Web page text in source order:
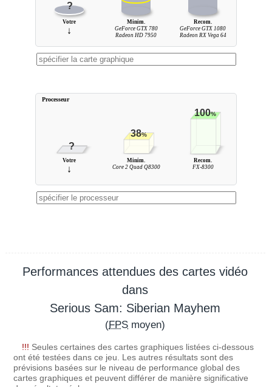
?
Votre
↓
Minim.
GeForce GTX 780
Radeon HD 7950
Recom.
GeForce GTX 1080
Radeon RX Vega 64
?
38%
100%
Votre
↓
Minim.
Core 2 Quad Q8300
Recom.
FX-8300
Processeur
Performances attendues des cartes vidéo
dans
Serious Sam: Siberian Mayhem
(FPS moyen)
!!! Seules certaines des cartes graphiques listées ci-dessous
ont été testées dans ce jeu. Les autres résultats sont des
prévisions basées sur le niveau de performance global des
cartes graphiques et peuvent différer de manière significative